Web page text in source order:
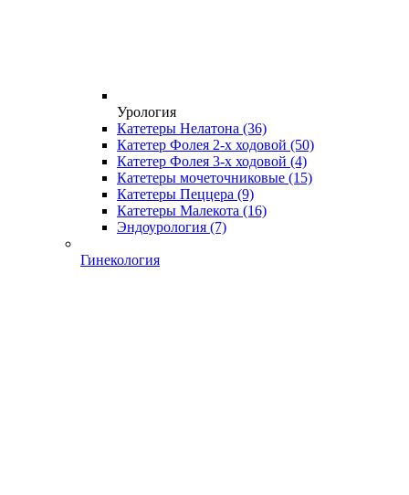
Урология
Катетеры Нелатона (36)
Катетер Фолея 2-х ходовой (50)
Катетер Фолея 3-х ходовой (4)
Катетеры мочеточниковые (15)
Катетеры Пеццера (9)
Катетеры Малекота (16)
Эндоурология (7)
Гинекология